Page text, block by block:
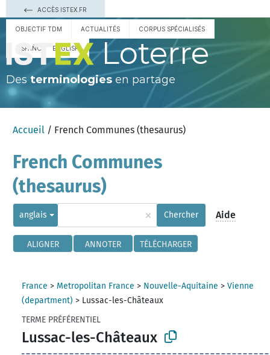
ACCÈS ISTEX.FR
OBJECTIF TDM ACTUALITÉS CORPUS SPÉCIALISÉS
ESPAÑOL ENGLISH Loterre
Des terminologies en partage
Accueil / French Communes (thesaurus)
French Communes
(thesaurus)
anglais × Chercher Aide
ALIGNER ANNOTER TÉLÉCHARGER
France > Metropolitan France > Nouvelle-Aquitaine >Vienne
(department) > Lussac-les-Châteaux
TERME PRÉFÉRENTIEL
Lussac-les-Châteaux